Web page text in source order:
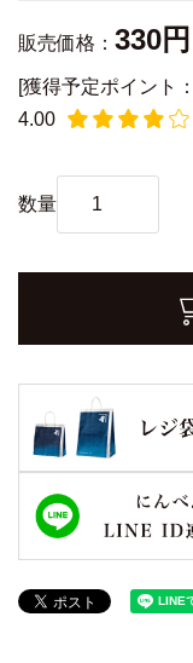
販売価格： 330
[獲得予定ポイント：
4.00